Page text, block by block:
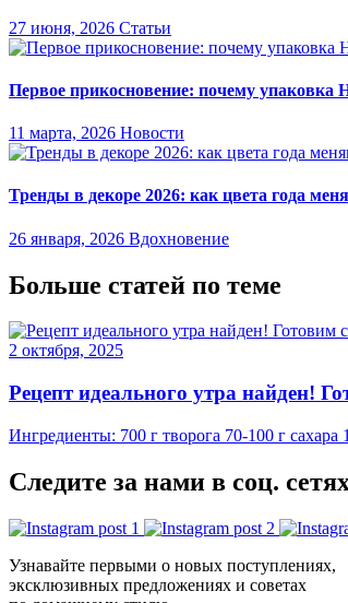
27 июня, 2026 Статьи
Первое прикосновение: почему упаковка
11 марта, 2026 Новости
Тренды в декоре 2026: как цвета года
26 января, 2026 Вдохновение
Больше статей по теме
2 октября, 2025
Рецепт идеального утра найден!
Ингредиенты: 700 г творога 70-100 г
Следите за нами в соц.
Узнавайте первыми о новых поступлениях,
эксклюзивных предложениях и советах